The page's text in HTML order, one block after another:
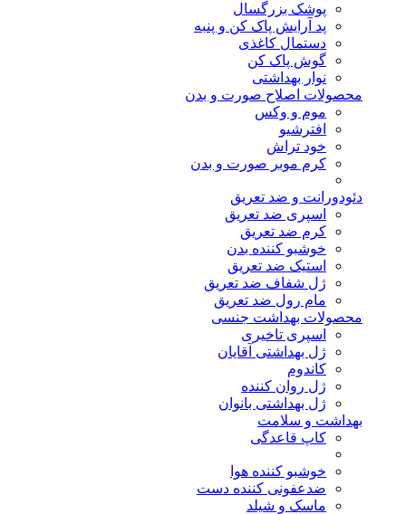
پوشک بزرگسال
پد آرایش پاک کن و پنبه
دستمال کاغذی
گوش پاک کن
نوار بهداشتی
محصولات اصلاح صورت و بدن
موم و وکس
افترشیو
خود تراش
کرم موبر صورت و بدن
دئودورانت و ضد تعریق
اسپری ضد تعریق
کرم ضد تعریق
خوشبو کننده بدن
استیک ضد تعریق
ژل شفاف ضد تعریق
مام رول ضد تعریق
محصولات بهداشت جنسی
اسپری تاخیری
ژل بهداشتی آقایان
کاندوم
ژل روان کننده
ژل بهداشتی بانوان
بهداشت و سلامت
کاپ قاعدگی
خوشبو کننده هوا
ضدعفونی کننده دست
ماسک و شیلد